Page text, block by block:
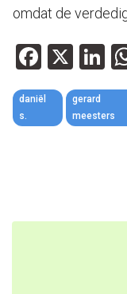
omdat de
X
daniël
s.
gerard
meesters